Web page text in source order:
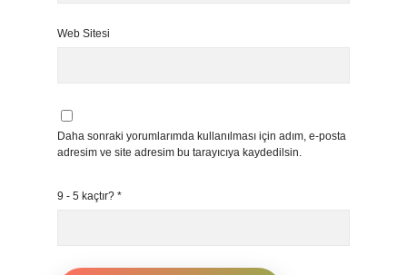
Web Sitesi
Daha sonraki yorumlarımda kullanılması için adım, e-posta
adresim ve site adresim bu tarayıcıya kaydedilsin.
9 - 5 kaçtır? *